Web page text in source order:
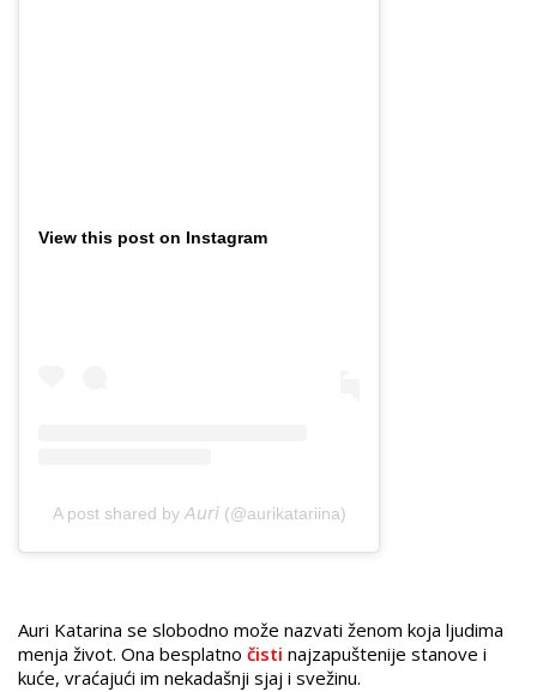
View this post on Instagram
A post shared by 𝘈𝘶𝘳𝘪 (@aurikatariina)
Auri Katarina se slobodno može nazvati ženom koja ljudima
menja život. Ona besplatno čisti najzapuštenije stanove i
kuće, vraćajući im nekadašnji sjaj i svežinu.